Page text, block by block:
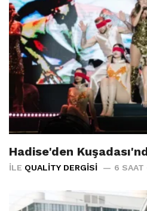
Hadise'den
İLE QUALITY DERGISI 6 SAAT